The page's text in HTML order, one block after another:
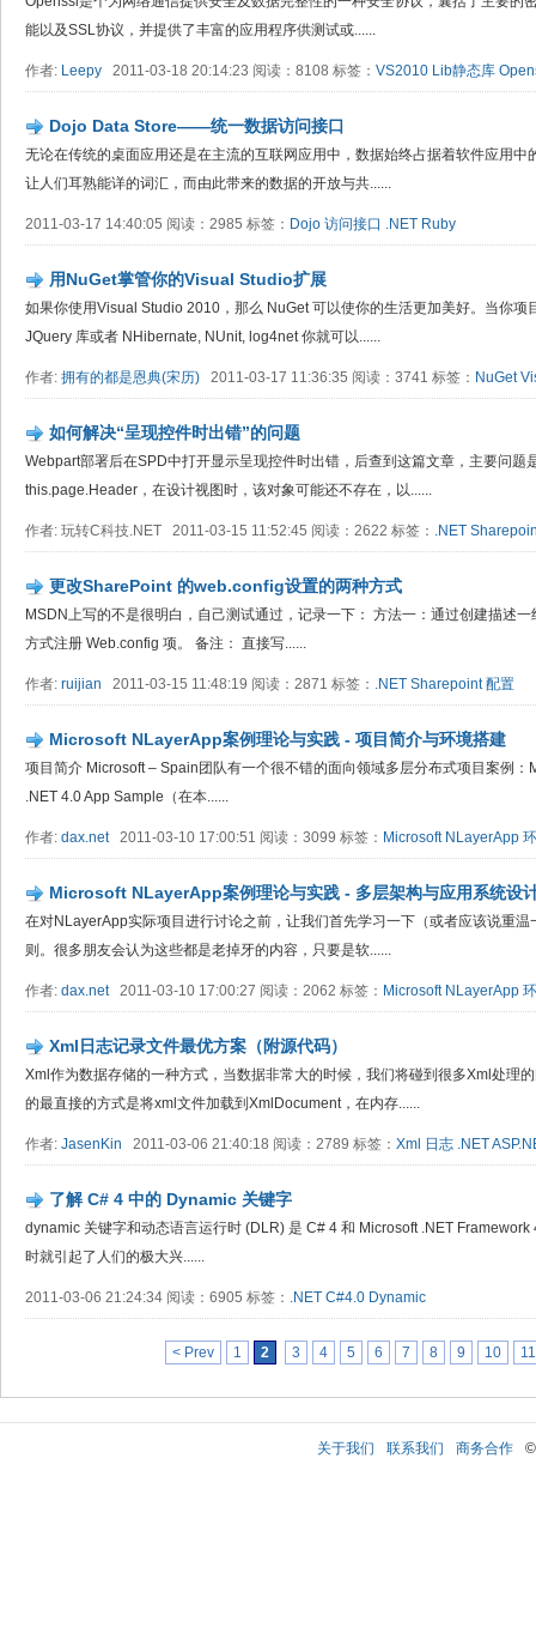
能以及SSL协议，并提供了丰富的应用程序供测试或......
作者: Leepy 2011-03-18 20:14:23 阅读：8108 标签： VS2010 Lib静态库
Dojo Data Store——统一数据访问接口
无论在传统的桌面应用还是在主流的互联网应用中，数据始终占据着软件应用
让人们耳熟能详的词汇，而由此带来的数据的开放与共......
2011-03-17 14:40:05 阅读：2985 标签： Dojo 访问接口 .NET Ruby
用NuGet掌管你的Visual Studio扩展
如果你使用Visual Studio 2010，那么 NuGet 可以使你的生活更加美好。当你项
JQuery 库或者 NHibernate, NUnit, log4net 你就可以......
作者: 拥有的都是恩典(宋历) 2011-03-17 11:36:35 阅读：3741 标签： NuGet
如何解决“呈现控件时出错”的问题
Webpart部署后在SPD中打开显示呈现控件时出错，后查到这篇文章，主要问
this.page.Header，在设计视图时，该对象可能还不存在，以......
作者: 玩转C科技.NET 2011-03-15 11:52:45 阅读：2622 标签： .NET
更改SharePoint 的web.config设置的两种方式
MSDN上写的不是很明白，自己测试通过，记录一下： 方法一：通过创建描述
方式注册 Web.config 项。 备注： 直接写......
作者: ruijian 2011-03-15 11:48:19 阅读：2871 标签： .NET Sharepoint 配置
Microsoft NLayerApp案例理论与实践 - 项目简介与环境搭建
项目简介 Microsoft – Spain团队有一个很不错的面向领域多层分布式项目案例
.NET 4.0 App Sample（在本......
作者: dax.net2011-03-10 17:00:51 阅读：3099 标签： Microsoft NLayerApp
Microsoft NLayerApp案例理论与实践 - 多层架构与应用系统设
在对NLayerApp实际项目进行讨论之前，让我们首先学习一下（或者应该说重
则。很多朋友会认为这些都是老掉牙的内容，只要是软......
作者: dax.net2011-03-10 17:00:27 阅读：2062 标签： Microsoft NLayerApp
Xml日志记录文件最优方案（附源代码）
Xml作为数据存储的一种方式，当数据非常大的时候，我们将碰到很多Xml处理
的最直接的方式是将xml文件加载到XmlDocument，在内存......
作者: JasenKin 2011-03-06 21:40:18 阅读：2789 标签： Xml 日志 .NET
了解 C# 4 中的 Dynamic 关键字
dynamic 关键字和动态语言运行时 (DLR) 是 C# 4 和 Microsoft .NET
时就引起了人们的极大兴......
2011-03-06 21:24:34 阅读：6905 标签： .NET C#4.0 Dynamic
< Prev 1 2 3 4 5 6 7 8 9 10 11
关于我们 联系我们 商务合作